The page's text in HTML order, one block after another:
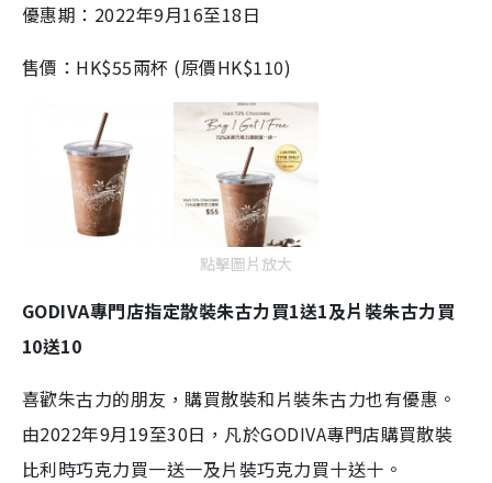
優惠期： 2022年9月16至18日
售價： HK$55兩杯 (原價HK$110)
點擊圖片放大
GODIVA專門店指定散裝朱古力買1送1及片裝朱古力買
10送10
喜歡朱古力的朋友，購買散裝和片裝朱古力也有優惠。
由2022年9月19至30日，凡於GODIVA專門店購買散裝
比利時巧克力買一送一及片裝巧克力買十送十。